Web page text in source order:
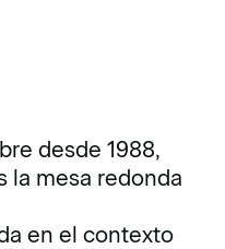
desde 1988,
la mesa redonda
en el contexto